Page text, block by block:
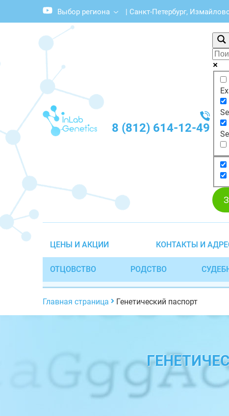
Выбор региона | Санкт-Петербург,
8 (812) 614-12-49
ЦЕНЫ И АКЦИИ КОНТАКТЫ И
ОТЦОВСТВО РОДСТВО
Главная страница Генетический паспорт